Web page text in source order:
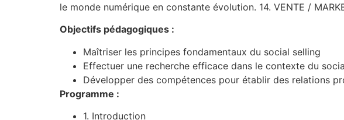
le monde numérique en constante évolution. 14. VENTE /
Objectifs pédagogiques :
Maîtriser les principes fondamentaux du social selling
Effectuer une recherche efficace dans le contexte du
Développer des compétences pour établir des relations
Programme :
1. Introduction